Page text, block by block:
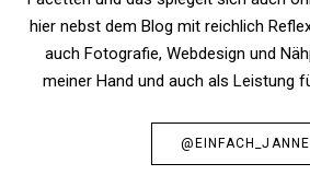
hier nebst dem Blog mit reichlich
auch Fotografie, Webdesign und
meiner Hand und auch als Leistung
@EINFACH_JANNE